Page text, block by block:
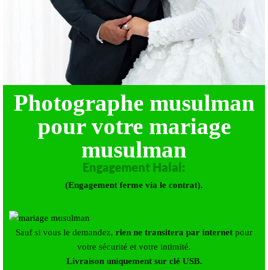
Photographe musulman
pour votre mariage
musulman
Engagement Halal:
(Engagement ferme via le contrat).
Sauf si vous le demandez, rien ne transitera par internet pour
votre sécurité et votre intimité.
Livraison uniquement sur clé USB.